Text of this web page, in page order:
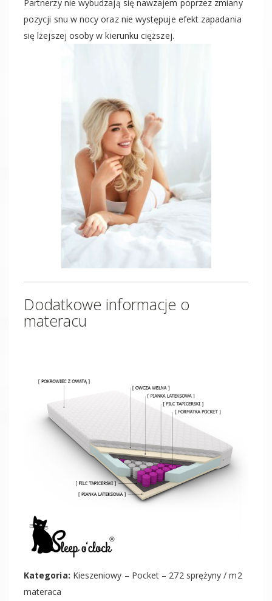
Partnerzy nie wybudzają się nawzajem poprzez zmiany
pozycji snu w nocy oraz nie występuje efekt zapadania
się lżejszej osoby w kierunku cięższej.
Dodatkowe informacje o
materacu
Kategoria: Kieszeniowy – Pocket – 272 sprężyny / m2
materaca